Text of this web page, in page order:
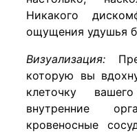
Никакого
ощущения удушья
Визуализация:
которую вы
клеточку
внутренние
кровеносные